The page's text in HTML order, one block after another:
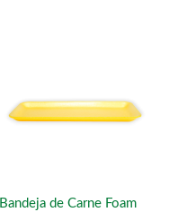
Bandeja de Carne Foam